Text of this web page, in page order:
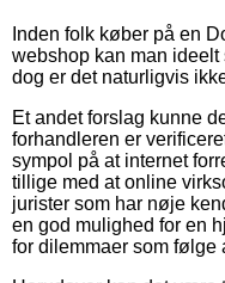
Inden folk køber på en
webshop kan man ideelt
dog er det naturligvis
Et andet forslag kunne
forhandleren er
sympol på at internet
tillige med at online
jurister som har nøje
en god mulighed for en
for dilemmaer som følge